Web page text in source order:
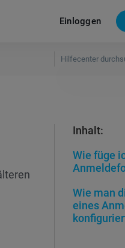
Einloggen
Inhalt:
Wie füge
Wie man
eines